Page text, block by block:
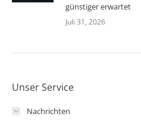
günstiger erwartet
Juli 31, 2026
Unser Service
Nachrichten